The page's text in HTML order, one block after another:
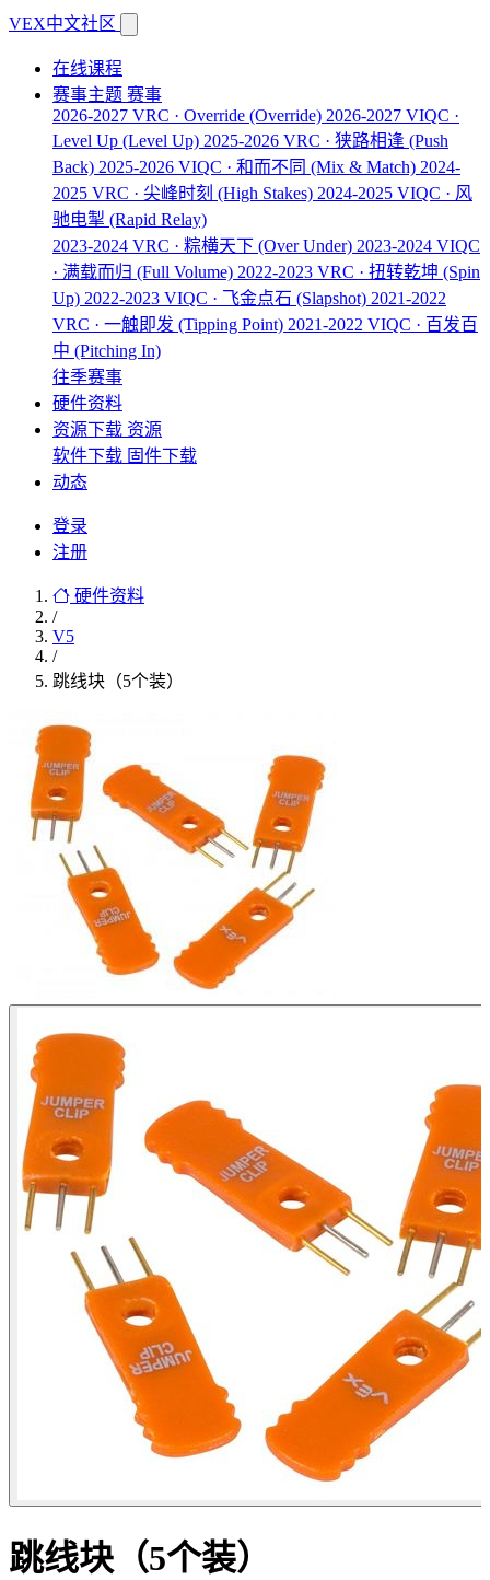
VEX中文社区
在线课程
赛事主题 赛事
2026-2027 VRC · Override (Override) 2026-2027 VIQC ·
Level Up (Level Up) 2025-2026 VRC · 狭路相逢 (Push
Back) 2025-2026 VIQC · 和而不同 (Mix & Match) 2024-
2025 VRC · 尖峰时刻 (High Stakes) 2024-2025 VIQC · 风
驰电掣 (Rapid Relay)
2023-2024 VRC · 粽横天下 (Over Under) 2023-2024 VIQC
· 满载而归 (Full Volume) 2022-2023 VRC · 扭转乾坤 (Spin
Up) 2022-2023 VIQC · 飞金点石 (Slapshot) 2021-2022
VRC · 一触即发 (Tipping Point) 2021-2022 VIQC · 百发百
中 (Pitching In)
往季赛事
硬件资料
资源下载 资源
软件下载 固件下载
动态
登录
注册
硬件资料
/
V5
/
跳线块（5个装）
跳线块（5个装）